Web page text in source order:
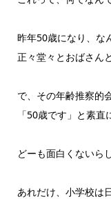
昨年50歳になり、な
正々堂々とおばさん
で、その年齢推察的
「50歳です」と素
どーも面白くないら
あれだけ、小学校は